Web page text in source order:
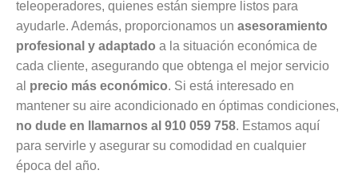
teleoperadores, quienes están siempre listos para
ayudarle. Además, proporcionamos un asesoramiento
profesional y adaptado a la situación económica de
cada cliente, asegurando que obtenga el mejor servicio
al precio más económico. Si está interesado en
mantener su aire acondicionado en óptimas condiciones,
no dude en llamarnos al 910 059 758. Estamos aquí
para servirle y asegurar su comodidad en cualquier
época del año.